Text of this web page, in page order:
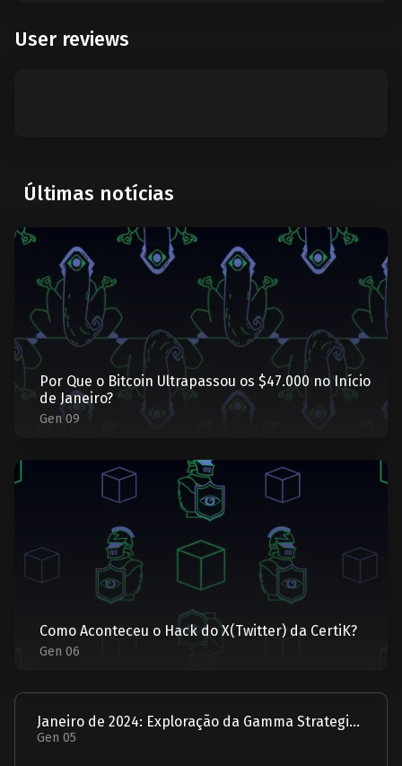
User reviews
Últimas notícias
Por Que o Bitcoin Ultrapassou os $47.000 no Início
de Janeiro?
Gen 09
Como Aconteceu o Hack do X(Twitter) da CertiK?
Gen 06
Janeiro de 2024: Exploração da Gamma Strategies - Um Relatório
Gen 05